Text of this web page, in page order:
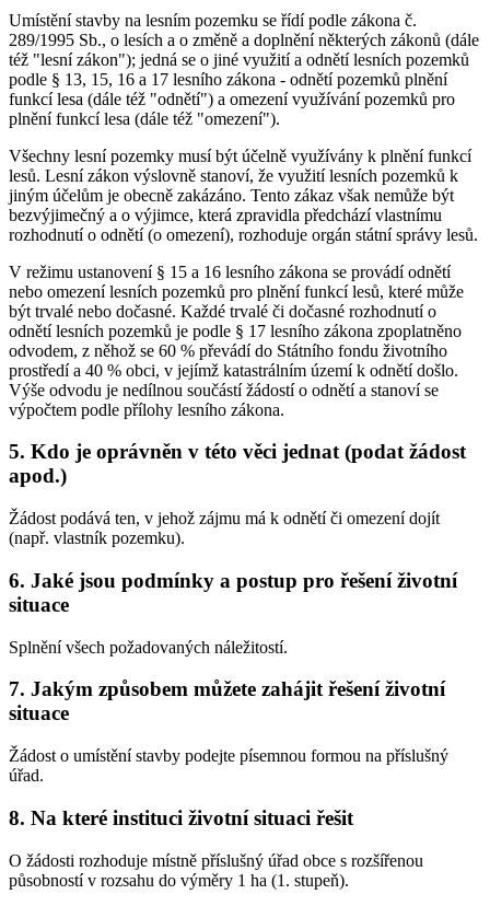
Umístění stavby na lesním pozemku se řídí podle zákona č.
289/1995 Sb., o lesích a o změně a doplnění některých zákonů (dále
též "lesní zákon"); jedná se o jiné využití a odnětí lesních pozemků
podle § 13, 15, 16 a 17 lesního zákona - odnětí pozemků plnění
funkcí lesa (dále též "odnětí") a omezení využívání pozemků pro
plnění funkcí lesa (dále též "omezení").
Všechny lesní pozemky musí být účelně využívány k plnění funkcí
lesů. Lesní zákon výslovně stanoví, že využití lesních pozemků k
jiným účelům je obecně zakázáno. Tento zákaz však nemůže být
bezvýjimečný a o výjimce, která zpravidla předchází vlastnímu
rozhodnutí o odnětí (o omezení), rozhoduje orgán státní správy lesů.
V režimu ustanovení § 15 a 16 lesního zákona se provádí odnětí
nebo omezení lesních pozemků pro plnění funkcí lesů, které může
být trvalé nebo dočasné. Každé trvalé či dočasné rozhodnutí o
odnětí lesních pozemků je podle § 17 lesního zákona zpoplatněno
odvodem, z něhož se 60 % převádí do Státního fondu životního
prostředí a 40 % obci, v jejímž katastrálním území k odnětí došlo.
Výše odvodu je nedílnou součástí žádostí o odnětí a stanoví se
výpočtem podle přílohy lesního zákona.
5. Kdo je oprávněn v této věci jednat (podat žádost
apod.)
Žádost podává ten, v jehož zájmu má k odnětí či omezení dojít
(např. vlastník pozemku).
6. Jaké jsou podmínky a postup pro řešení životní
situace
Splnění všech požadovaných náležitostí.
7. Jakým způsobem můžete zahájit řešení životní
situace
Žádost o umístění stavby podejte písemnou formou na příslušný
úřad.
8. Na které instituci životní situaci řešit
O žádosti rozhoduje místně příslušný úřad obce s rozšířenou
působností v rozsahu do výměry 1 ha (1. stupeň).